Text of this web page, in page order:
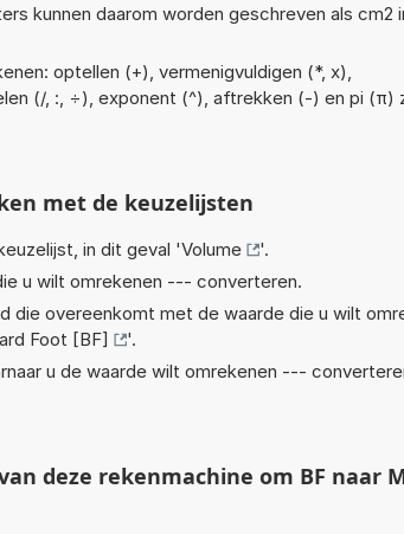
kunnen daarom worden geschreven als cm2
optellen (+), vermenigvuldigen (*, x),
(/, :, ÷), exponent (^), aftrekken (-) en pi (π)
met de keuzelijsten
in dit geval 'Volume
'.
u wilt omrekenen --- converteren.
die overeenkomt met de waarde die u wilt
Foot [BF]
'.
u de waarde wilt omrekenen ---
deze rekenmachine om BF naar